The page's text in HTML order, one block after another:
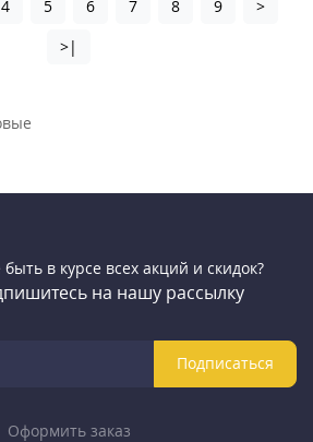
4 5 6 7 8 9
>
>|
быть в курсе всех акций и скидок?
на нашу рассылку
Подписаться
Оформить заказ